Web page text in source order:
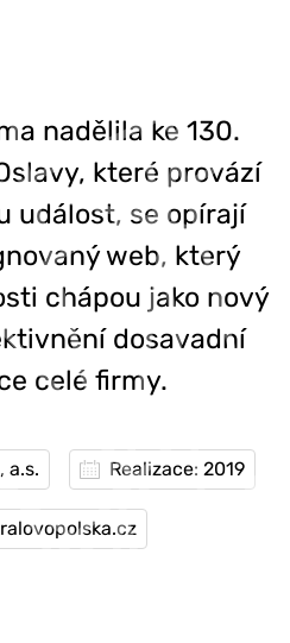
nadělila ke 130.
které provází
událost, se opírají
web, který
chápou jako nový
dosavadní
celé firmy.
a.s. Realizace: 2019